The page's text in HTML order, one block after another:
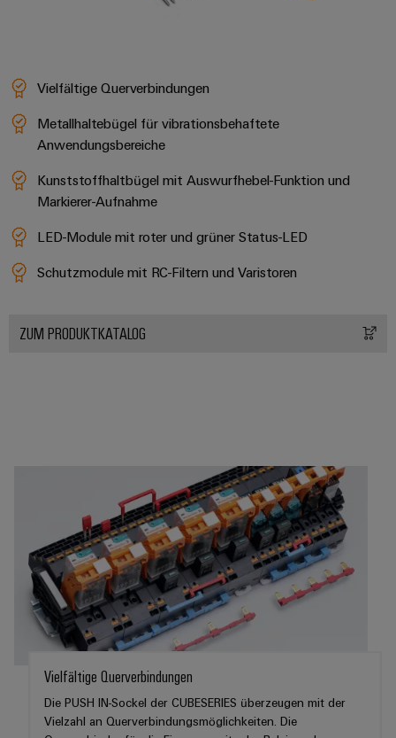
Vielfältige Querverbindungen
Metallhaltebügel für vibrationsbehaftete
Anwendungsbereiche
Kunststoffhaltbügel mit Auswurfhebel-Funktion und
Markierer-Aufnahme
LED-Module mit roter und grüner Status-LED
Schutzmodule mit RC-Filtern und Varistoren
ZUM PRODUKTKATALOG
Vielfältige Querverbindungen
Die PUSH IN-Sockel der CUBESERIES überzeugen mit der
Vielzahl an Querverbindungsmöglichkeiten. Die